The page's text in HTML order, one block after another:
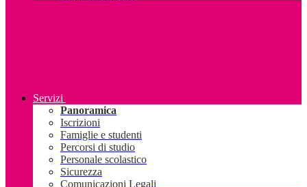
Servizi
Panoramica
Iscrizioni
Famiglie e studenti
Percorsi di studio
Personale scolastico
Sicurezza
Comunicazioni Legali